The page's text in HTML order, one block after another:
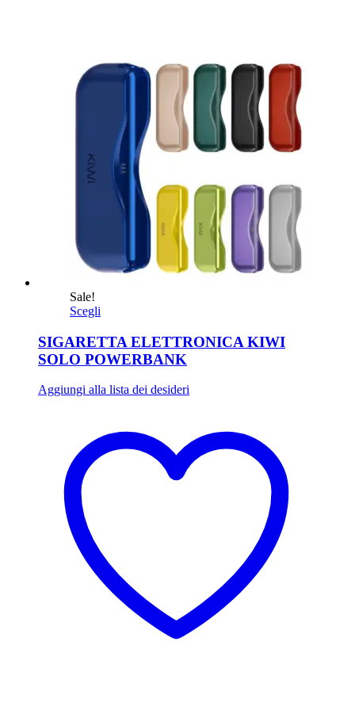
Sale!
Scegli
SIGARETTA ELETTRONICA KIWI
SOLO POWERBANK
Aggiungi alla lista dei desideri